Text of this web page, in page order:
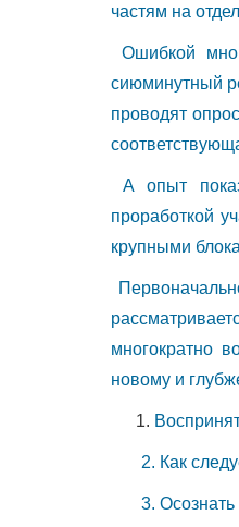
частям на
Ошибкой
сиюминутный
проводят
А опыт
проработкой
крупными
многократно
новому и
2. Как
3. Осознать